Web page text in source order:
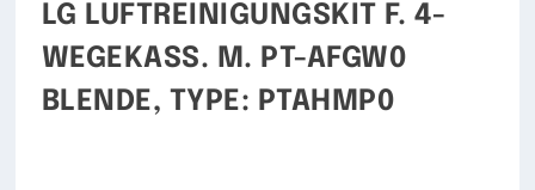
LG LUFTREINIGUNGSKIT F. 4-
WEGEKASS. M. PT-AFGW0
BLENDE, TYPE: PTAHMP0